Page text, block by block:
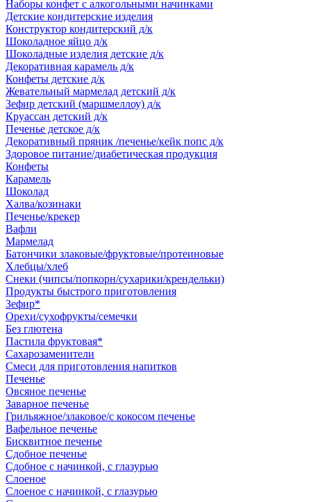
Наборы конфет с алкогольными начинками
Детские кондитерские изделия
Конструктор кондитерский д/к
Шоколадное яйцо д/к
Шоколадные изделия детские д/к
Декоративная карамель д/к
Конфеты детские д/к
Жевательный мармелад детский д/к
Зефир детский (маршмеллоу) д/к
Круассан детский д/к
Печенье детское д/к
Декоративный пряник /печенье/кейк попс д/к
Здоровое питание/диабетическая продукция
Конфеты
Карамель
Шоколад
Халва/козинаки
Печенье/крекер
Вафли
Мармелад
Батончики злаковые/фруктовые/протеиновые
Хлебцы/хлеб
Снеки (чипсы/попкорн/сухарики/крендельки)
Продукты быстрого приготовления
Зефир*
Орехи/сухофрукты/семечки
Без глютена
Пастила фруктовая*
Сахарозаменители
Смеси для приготовления напитков
Печенье
Овсяное печенье
Заварное печенье
Грильяжное/злаковое/с кокосом печенье
Вафельное печенье
Бисквитное печенье
Сдобное печенье
Сдобное с начинкой, с глазурью
Слоеное
Слоеное с начинкой, с глазурью